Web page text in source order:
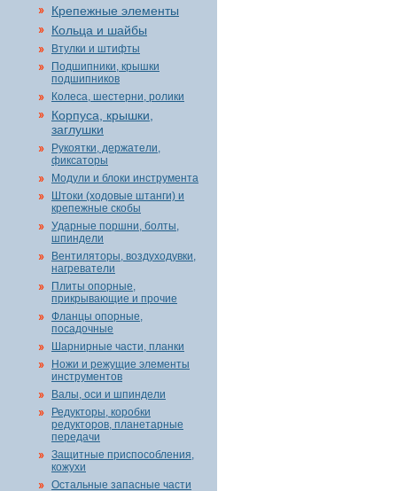
Крепежные элементы
Кольца и шайбы
Втулки и штифты
Подшипники, крышки
подшипников
Колеса, шестерни, ролики
Корпуса, крышки,
заглушки
Рукоятки, держатели,
фиксаторы
Модули и блоки инструмента
Штоки (ходовые штанги) и
крепежные скобы
Ударные поршни, болты,
шпиндели
Вентиляторы, воздуходувки,
нагреватели
Плиты опорные,
прикрывающие и прочие
Фланцы опорные,
посадочные
Шарнирные части, планки
Ножи и режущие элементы
инструментов
Валы, оси и шпиндели
Редукторы, коробки
редукторов, планетарные
передачи
Защитные приспособления,
кожухи
Остальные запасные части